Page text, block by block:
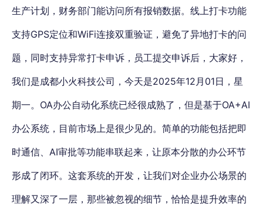
生产计划，财务部门能访问所有报销数据。线上打卡功能
支持GPS定位和WiFi连接双重验证，避免了异地打卡的问
题，同时支持异常打卡申诉，员工提交申诉后，大家好，
我们是成都小火科技公司，今天是2025年12月01日，星
期一。OA办公自动化系统已经很成熟了，但是基于OA+AI
办公系统，目前市场上是很少见的。简单的功能包括把即
时通信、AI审批等功能串联起来，让原本分散的办公环节
形成了闭环。这套系统的开发，让我们对企业办公场景的
理解又深了一层，那些被忽视的细节，恰恰是提升效率的